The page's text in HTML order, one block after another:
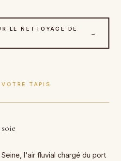
LE NETTOYAGE DE
→
TAPIS
l'air fluvial chargé du port